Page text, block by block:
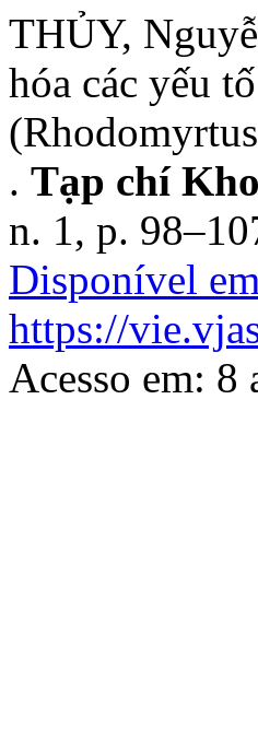
THỦY,
hóa các yếu
. Tạp chí
n. 1, p.
Disponível
https://
Acesso em: 8